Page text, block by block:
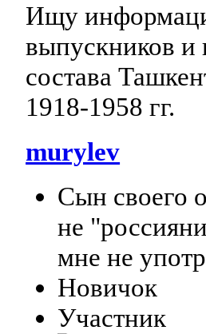
Ищу
выпускников и
состава
1918-1958 гг.
murylev
Сын своего
не
мне не
Новичок
Участник